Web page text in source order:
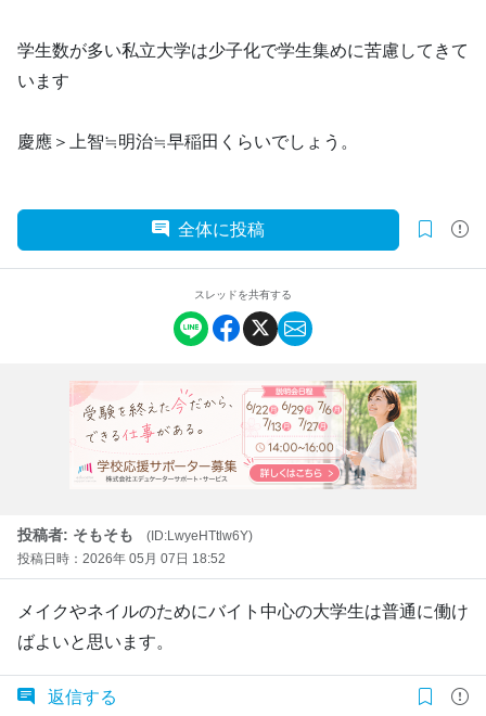
学生数が多い私立大学は少子化で学生集めに苦慮してきて
います
慶應＞上智≒明治≒早稲田くらいでしょう。
全体に投稿
スレッドを共有する
投稿者: そもそも
(ID:LwyeHTtlw6Y)
投稿日時：2026年 05月 07日 18:52
メイクやネイルのためにバイト中心の大学生は普通に働け
ばよいと思います。
返信する